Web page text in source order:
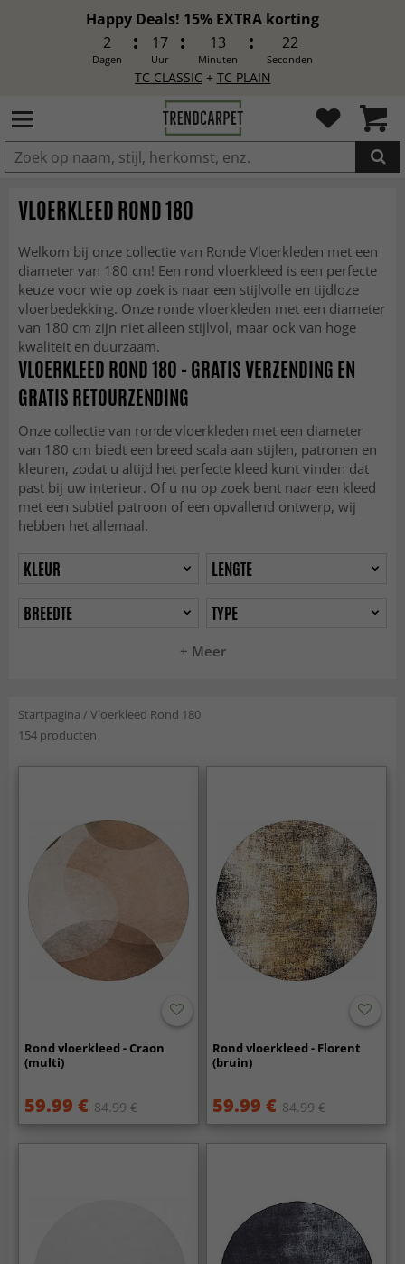
Happy Deals! 15% EXTRA korting
2
Dagen
17
Uur
13
Minuten
21
Seconden
TC CLASSIC + TC PLAIN
IN DE WINKELWAGEN GELEGD
VLOERKLEED ROND 180
Welkom bij onze collectie van Ronde Vloerkleden met een
diameter van 180 cm! Een rond vloerkleed is een perfecte
keuze voor wie op zoek is naar een stijlvolle en tijdloze
vloerbedekking. Onze ronde vloerkleden met een diameter
van 180 cm zijn niet alleen stijlvol, maar ook van hoge
kwaliteit en duurzaam.
VLOERKLEED ROND 180 - GRATIS VERZENDING EN
GRATIS RETOURZENDING
Onze collectie van ronde vloerkleden met een diameter
van 180 cm biedt een breed scala aan stijlen, patronen en
kleuren, zodat u altijd het perfecte kleed kunt vinden dat
past bij uw interieur. Of u nu op zoek bent naar een kleed
met een subtiel patroon of een opvallend ontwerp, wij
hebben het allemaal.
+ Meer
KLEUR
LENGTE
BREEDTE
TYPE
Startpagina /Vloerkleed Rond 180
154 producten
Rond vloerkleed - Craon
(multi)
59.99 € 84.99 €
Rond vloerkleed - Florent
(bruin)
59.99 € 84.99 €